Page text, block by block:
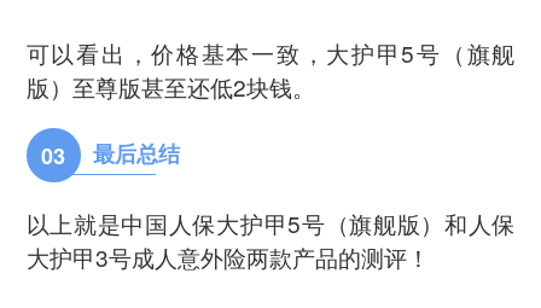
可以看出，价格基本一致，大护甲5号（旗舰
版）至尊版甚至还低2块钱。
03 最后总结
以上就是中国人保大护甲5号（旗舰版）和人保
大护甲3号成人意外险两款产品的测评！